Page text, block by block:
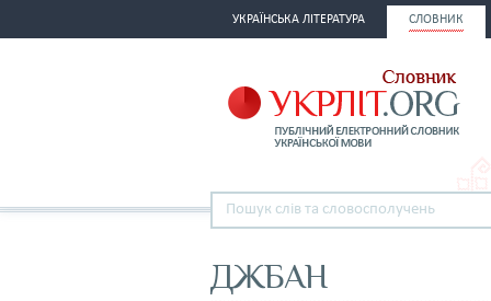
УКРАЇНСЬКА ЛІТЕРАТУРА СЛОВНИК
ДЖБАН